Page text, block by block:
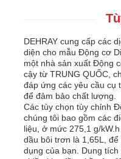
DEHRAY cung cấp các
diện cho mẫu Động cơ
một nhà sản xuất Động
cậy từ TRUNG QUỐC,
đáp ứng các yêu cầu cụ
để đảm bảo chất lượng.
Các tùy chọn tùy chỉnh
chúng tôi bao gồm các
liệu, ở mức 275,1 g/
dầu bôi trơn là 1,65L,
dụng của bạn. Dung